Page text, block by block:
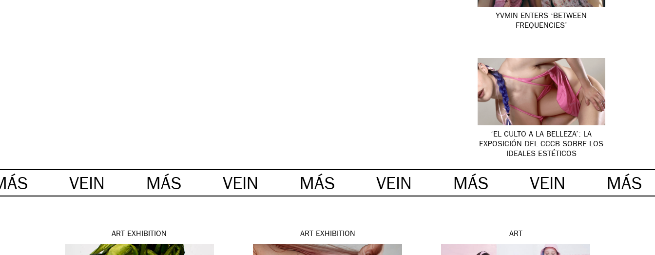
YVMIN ENTERS ‘BETWEEN
FREQUENCIES’
‘EL CULTO A LA BELLEZA’: LA
EXPOSICIÓN DEL CCCB SOBRE LOS
IDEALES ESTÉTICOS
VEIN MÁS VEIN MÁS VEIN MÁS VEIN MÁS
ART EXHIBITION ART EXHIBITION ART